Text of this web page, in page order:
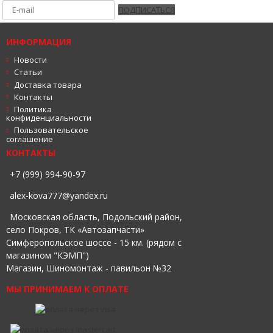
ПОДПИСАТЬСЯ
ИНФОРМАЦИЯ
Новости
Статьи
Доставка товара
Контакты
Политика
конфиденциальности
Пользовательское
соглашение
КОНТАКТЫ
+7 (999) 994-90-97
alex-kova777@yandex.ru
Московская область, Подольский район,
село Покров, ТК «Автозапчасти»
Симферопольское шоссе - 15 км. (рядом с
магазином "КЭМП")
Магазин, Шиномонтаж - павильон №32
МЫ ПРИНИМАЕМ К ОПЛАТЕ